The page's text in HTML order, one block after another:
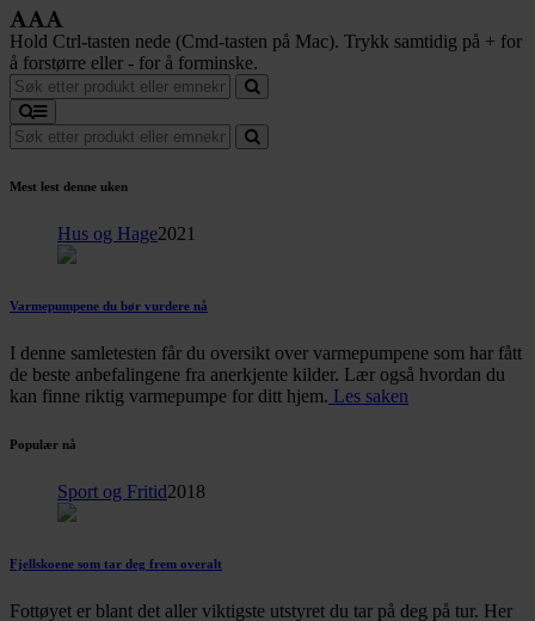
Hold Ctrl-tasten nede (Cmd-tasten på Mac). Trykk samtidig på + for
å forstørre eller - for å forminske.
Mest lest denne uken
Hus og Hage2021
Varmepumpene du bør vurdere nå
I denne samletesten får du oversikt over varmepumpene som har fått
de beste anbefalingene fra anerkjente kilder. Lær også hvordan du
kan finne riktig varmepumpe for ditt hjem. Les saken
Populær nå
Sport og Fritid2018
Fjellskoene som tar deg frem overalt
Fottøyet er blant det aller viktigste utstyret du tar på deg på tur. Her